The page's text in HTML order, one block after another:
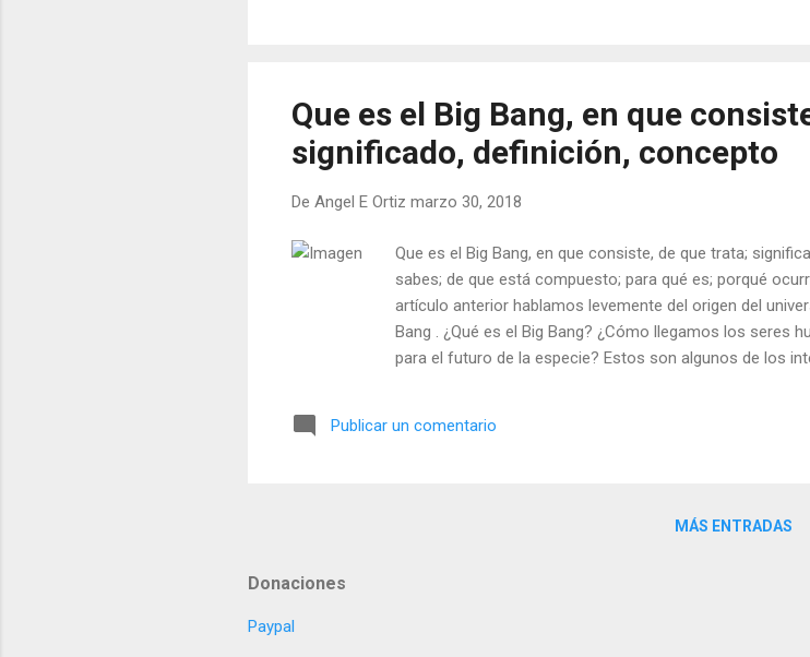
Que es el Big Bang, en que
significado, definición, concepto
De Angel E Ortiz marzo 30, 2018
Que es el Big Bang, en que consiste, de que trata;
sabes; de que está compuesto; para qué es; porqué
artículo anterior hablamos levemente del origen del
Bang . ¿Qué es el Big Bang? ¿Cómo llegamos los seres
para el futuro de la especie? Estos son algunos de los
Publicar un comentario
MÁS ENTRADAS
Donaciones
Paypal